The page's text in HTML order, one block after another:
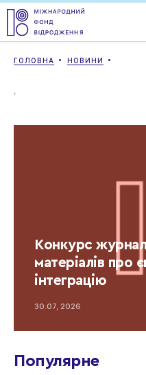
ГОЛОВНА НОВИНИ
,
Конкурс
матеріалів про
інтеграцію
30.07, 2026
Популярне